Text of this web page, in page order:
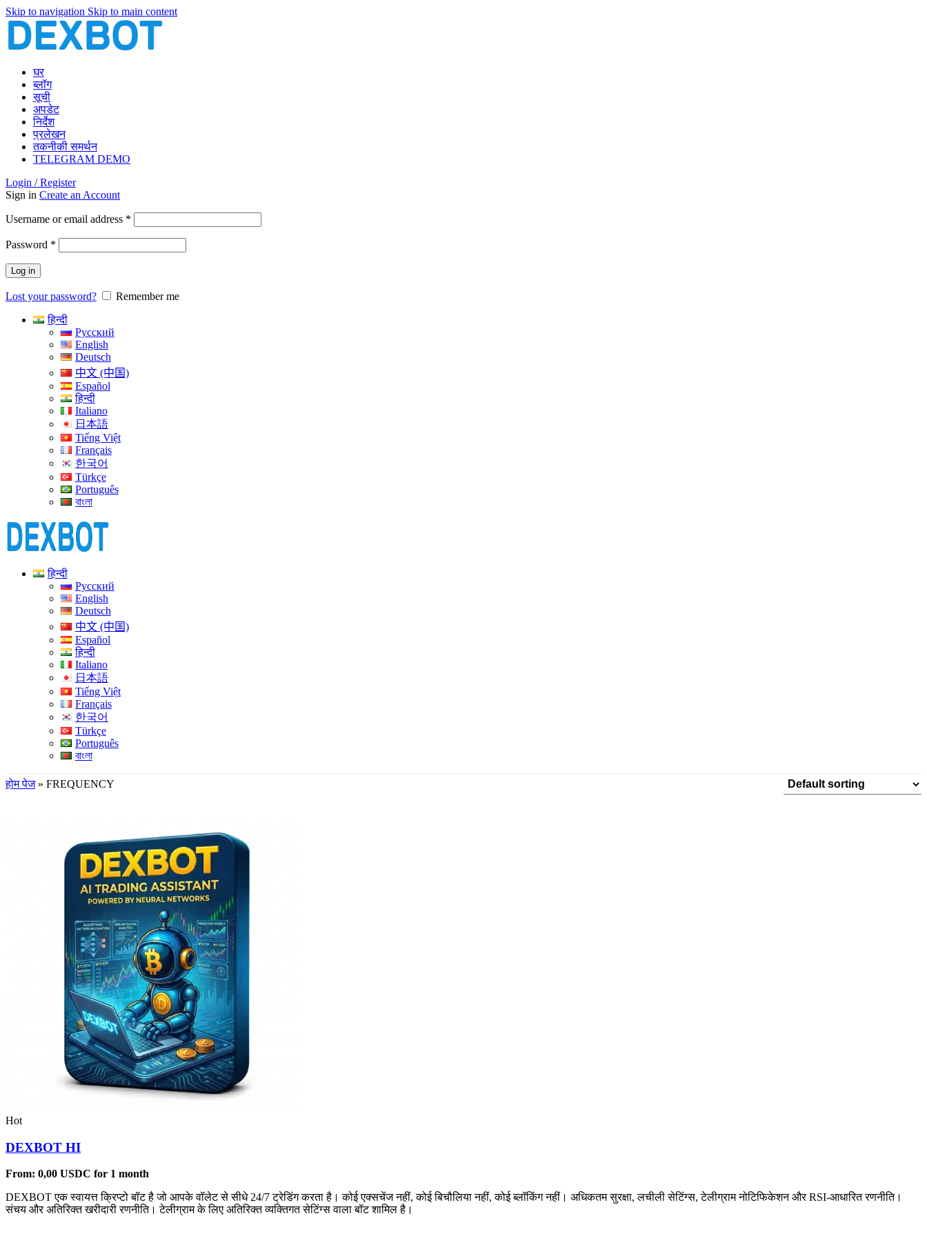
Skip to navigation Skip to main content
घर
ब्लॉग
सूची
अपडेट
निर्देश
प्रलेखन
तकनीकी समर्थन
TELEGRAM DEMO
Login / Register
Sign in Create an Account
Username or email address *
Password *
Log in
Lost your password?
Remember me
हिन्दी
Русский
English
Deutsch
中文 (中国)
Español
हिन्दी
Italiano
日本語
Tiếng Việt
Français
한국어
Türkçe
Português
বাংলা
हिन्दी
Русский
English
Deutsch
中文 (中国)
Español
हिन्दी
Italiano
日本語
Tiếng Việt
Français
한국어
Türkçe
Português
বাংলা
होम पेज» FREQUENCY
Hot
DEXBOT HI
From: 0,00 USDC for 1 month
DEXBOT एक स्वायत्त क्रिप्टो बॉट है जो आपके वॉलेट से सीधे 24/7 ट्रेडिंग करता है। कोई एक्सचेंज नहीं, कोई बिचौलिया नहीं, कोई ब्लॉकिंग नहीं। अधिकतम सुरक्षा, लचीली सेटिंग्स, टेलीग्राम नोटिफिकेशन और RSI-आधारित रणनीति।
संचय और अतिरिक्त खरीदारी रणनीति। टेलीग्राम के लिए अतिरिक्त व्यक्तिगत सेटिंग्स वाला बॉट शामिल है।